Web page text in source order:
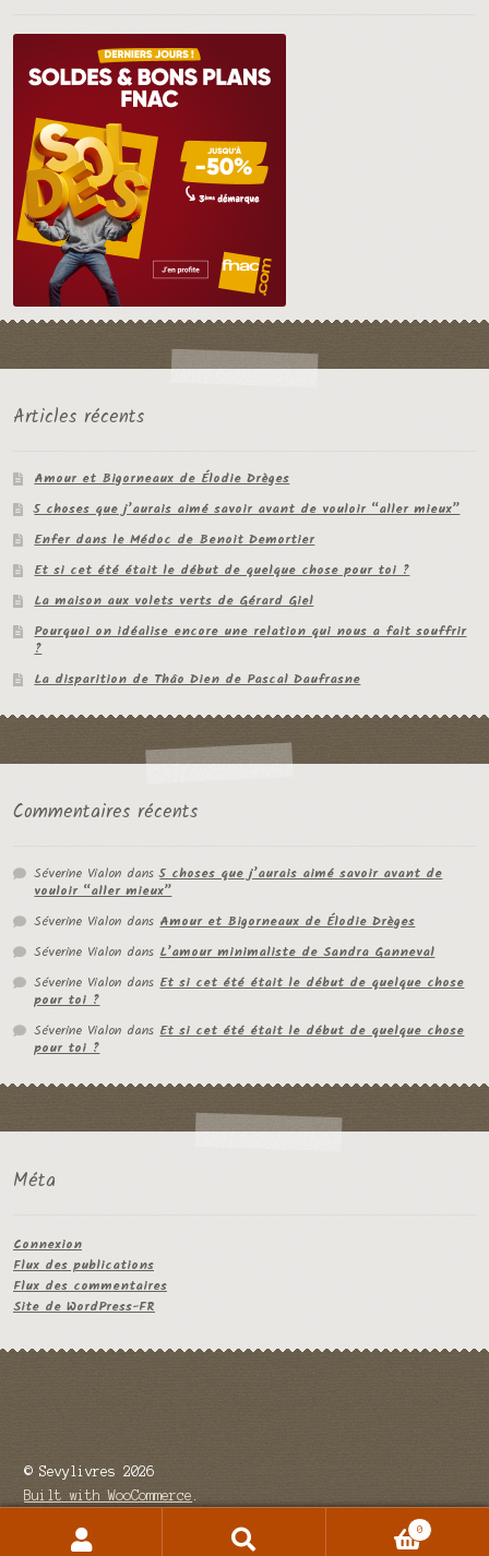
Articles récents
Amour et Bigorneaux de Élodie Drèges
5 choses que j’aurais aimé savoir avant de vouloir “aller mieux”
Enfer dans le Médoc de Benoit Demortier
Et si cet été était le début de quelque chose pour toi ?
La maison aux volets verts de Gérard Giel
Pourquoi on idéalise encore une relation qui nous a fait souffrir
?
La disparition de Thâo Dien de Pascal Daufrasne
Commentaires récents
Séverine Vialon dans5 choses que j’aurais aimé savoir avant de
vouloir “aller mieux”
Séverine Vialon dansAmour et Bigorneaux de Élodie Drèges
Séverine Vialon dansL’amour minimaliste de Sandra Ganneval
Séverine Vialon dansEt si cet été était le début de quelque chose
pour toi ?
Séverine Vialon dansEt si cet été était le début de quelque chose
pour toi ?
Méta
Connexion
Flux des publications
Flux des commentaires
Site de WordPress-FR
© Sevylivres 2026
Built with WooCommerce
Recherche
0